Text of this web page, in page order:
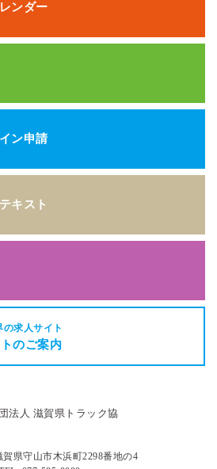
ンダー
ン申請
キスト
求人サイト
のご案内
賀県守山市木浜町2298番地の4